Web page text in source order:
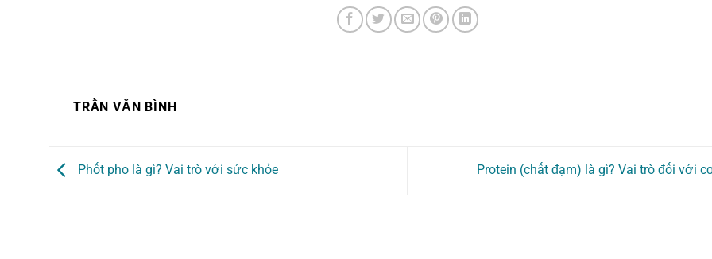
TRẦN VĂN BÌNH
Phốt pho là gì? Vai trò với sức khỏe Protein (chất đạm) là gì? Vai trò đối với